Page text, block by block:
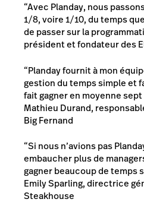
“Avec Planday, nous
1/8, voire 1/10, du temps
de passer sur la
président et fondateur des
“Planday fournit à mon
gestion du temps simple et
fait gagner en moyenne
Mathieu Durand,
Big Fernand
“Si nous n’avions pas
embaucher plus de
gagner beaucoup de temps
Emily Sparling, directrice
Steakhouse